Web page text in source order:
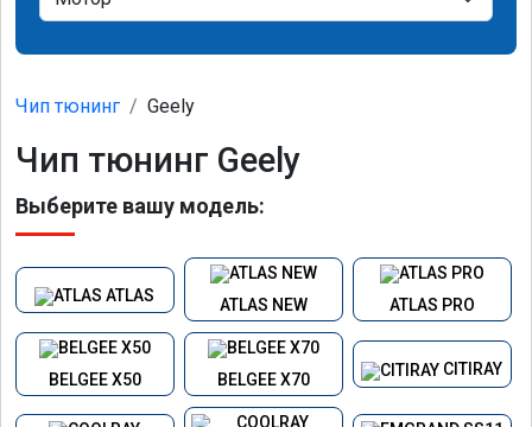
Чип тюнинг Geely
Чип тюнинг Geely
Выберите вашу модель:
ATLAS
ATLAS NEW ATLAS PRO
BELGEE X50 BELGEE X70
CITIRAY